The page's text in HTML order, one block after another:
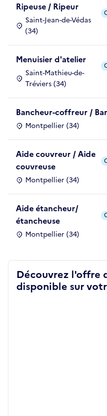
Ripeuse / Ripeur
Saint-Jean-de-Védas
(34)
Menuisier d'atelier
Saint-Mathieu-de-
Tréviers (34)
Bancheur-coffreur /
Montpellier (34)
Aide couvreur / Aide
couvreuse
Montpellier (34)
Aide étancheur/
étancheuse
Montpellier (34)
Découvrez l'offre
disponible sur